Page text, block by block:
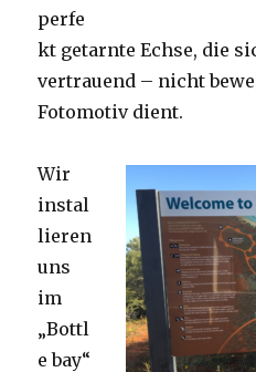
perfe
kt getarnte Echse, die
vertrauend – nicht
Fotomotiv dient.
Wir
instal
lieren
uns
im
„Bottl
e bay“